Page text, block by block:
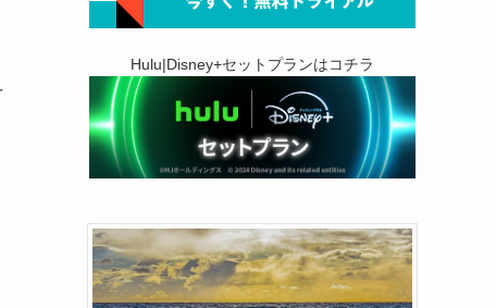
Hulu|Disney+セットプランはコチラ